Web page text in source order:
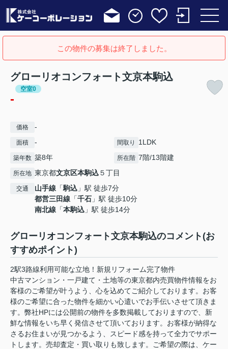
この物件の募集は終了しました。
グローリオコンフォート文京本駒込
空室0
-
価格 -
面積 - 間取り 1LDK
築年数 築8年 所在階 7階/13階建
所在地 東京都文京区本駒込５丁目
交通 山手線 「駒込 」駅 徒歩7分
都営三田線 「千石 」駅 徒歩10分
南北線 「本駒込 」駅 徒歩14分
グローリオコンフォート文京本駒込のコメント(お
すすめポイント)
2駅3路線利用可能な立地！新規リフォーム完了物件
中古マンション・一戸建て・土地等の東京都内売買物件情報をお
客様のご希望が叶うよう、心を込めてご紹介しております。お客
様のご希望に合った物件を細かい心遣いでお手伝いさせて頂きま
す。弊社HPには公開前の物件を多数掲載しておりますので、新
鮮な情報をいち早く発信させて頂いております。お客様が納得な
さるお住まいが見つかるよう、スピード感を持って全力でサポー
トします。売却査定・買い取りも致します。ご希望の際は、ケー